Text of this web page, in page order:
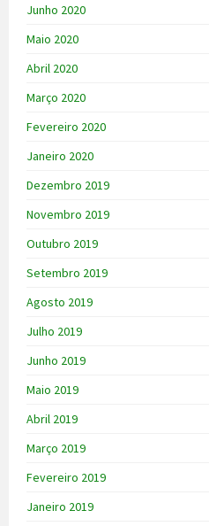
Junho 2020
Maio 2020
Abril 2020
Março 2020
Fevereiro 2020
Janeiro 2020
Dezembro 2019
Novembro 2019
Outubro 2019
Setembro 2019
Agosto 2019
Julho 2019
Junho 2019
Maio 2019
Abril 2019
Março 2019
Fevereiro 2019
Janeiro 2019